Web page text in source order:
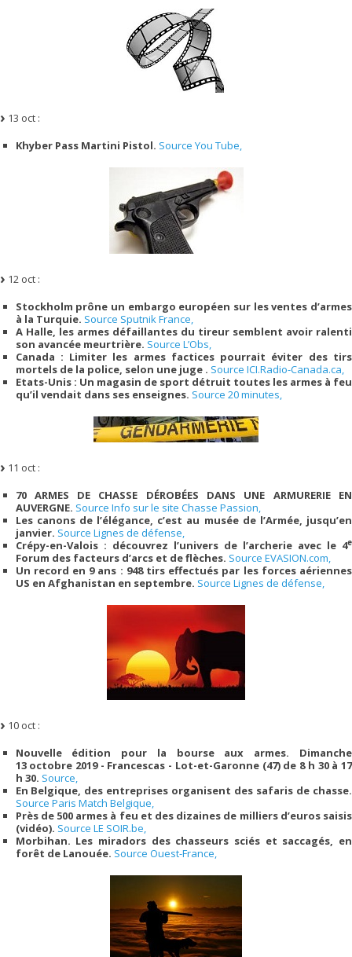
13 oct :
Khyber Pass Martini Pistol. Source You Tube,
12 oct :
Stockholm prône un embargo européen sur les ventes d’armes
à la Turquie. Source Sputnik France,
A Halle, les armes défaillantes du tireur semblent avoir ralenti
son avancée meurtrière. Source L’Obs,
Canada : Limiter les armes factices pourrait éviter des tirs
mortels de la police, selon une juge . Source ICI.Radio-Canada.ca,
Etats-Unis : Un magasin de sport détruit toutes les armes à feu
qu’il vendait dans ses enseignes. Source 20 minutes,
11 oct :
70 ARMES DE CHASSE DÉROBÉES DANS UNE ARMURERIE EN
AUVERGNE. Source Info sur le site Chasse Passion,
Les canons de l’élégance, c’est au musée de l’Armée, jusqu’en
janvier. Source Lignes de défense,
Crépy-en-Valois : découvrez l’univers de l’archerie avec le 4e
Forum des facteurs d’arcs et de flèches. Source EVASION.com,
Un record en 9 ans : 948 tirs effectués par les forces aériennes
US en Afghanistan en septembre. Source Lignes de défense,
10 oct :
Nouvelle édition pour la bourse aux armes. Dimanche
13 octobre 2019 - Francescas - Lot-et-Garonne (47) de 8 h 30 à 17
h 30. Source,
En Belgique, des entreprises organisent des safaris de chasse.
Source Paris Match Belgique,
Près de 500 armes à feu et des dizaines de milliers d’euros saisis
(vidéo). Source LE SOIR.be,
Morbihan. Les miradors des chasseurs sciés et saccagés, en
forêt de Lanouée. Source Ouest-France,